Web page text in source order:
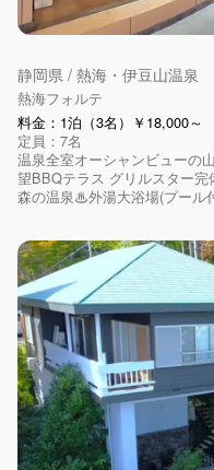
静岡県 / 熱海・伊豆山温泉
熱海フォルテ
料金：1泊（3名）￥18,000～
定員：7名
温泉全室オーシャンビューの
望BBQテラス グリルスター
森の温泉♨外湯大浴場(プール